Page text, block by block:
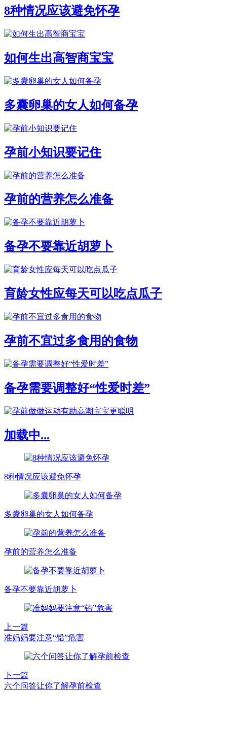
8种情况应该避免怀孕
如何生出高智商宝宝
多囊卵巢的女人如何备孕
孕前小知识要记住
孕前的营养怎么准备
备孕不要靠近胡萝卜
育龄女性应每天可以吃点瓜子
孕前不宜过多食用的食物
备孕需要调整好“性爱时差”
加载中...
8种情况应该避免怀孕
多囊卵巢的女人如何备孕
孕前的营养怎么准备
备孕不要靠近胡萝卜
上一篇
准妈妈要注意“铅”危害
下一篇
六个问答让你了解孕前检查